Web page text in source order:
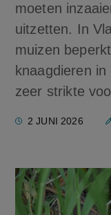
moeten
uitzetten. In
muizen
knaagdieren
zeer strikte
2 JUNI 2026